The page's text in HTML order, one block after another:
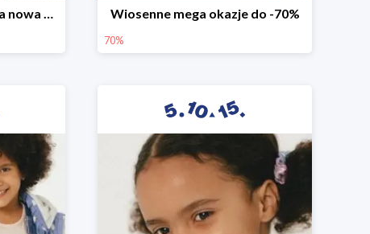
Witamy wiosnę! -30% na nowa kolekcję Wiosenne mega okazje do -70%
70%